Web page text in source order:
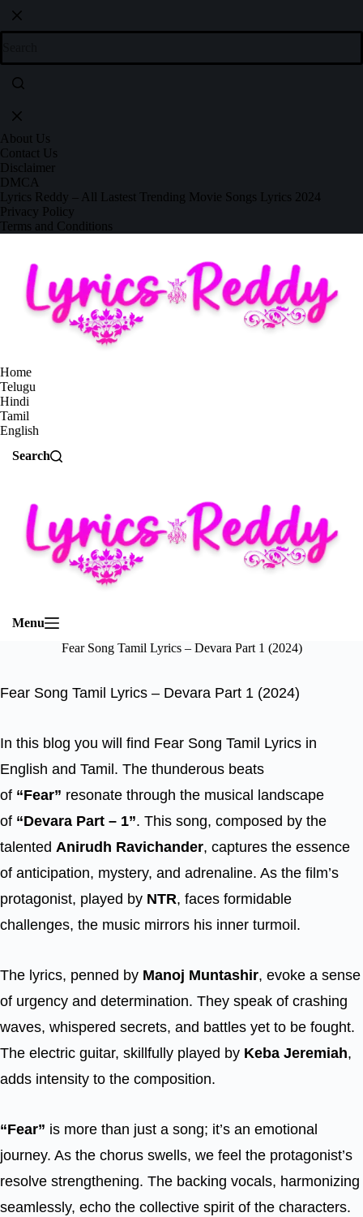
About Us
Contact Us
Disclaimer
DMCA
Lyrics Reddy – All Lastest Trending Movie Songs Lyrics 2024
Privacy Policy
Terms and Conditions
Home
Telugu
Hindi
Tamil
English
Search
Menu
Fear Song Tamil Lyrics – Devara Part 1 (2024)
Fear Song Tamil Lyrics – Devara Part 1 (2024)
In this blog you will find Fear Song Tamil Lyrics in
English and Tamil. The thunderous beats
of “Fear” resonate through the musical landscape
of “Devara Part – 1”. This song, composed by the
talented Anirudh Ravichander, captures the essence
of anticipation, mystery, and adrenaline. As the film’s
protagonist, played by NTR, faces formidable
challenges, the music mirrors his inner turmoil.
The lyrics, penned by Manoj Muntashir, evoke a sense
of urgency and determination. They speak of crashing
waves, whispered secrets, and battles yet to be fought.
The electric guitar, skillfully played by Keba Jeremiah,
adds intensity to the composition.
“Fear” is more than just a song; it’s an emotional
journey. As the chorus swells, we feel the protagonist’s
resolve strengthening. The backing vocals, harmonizing
seamlessly, echo the collective spirit of the characters.